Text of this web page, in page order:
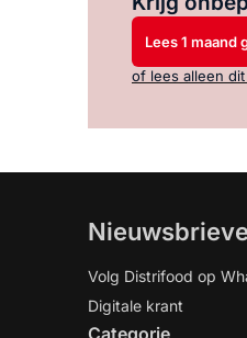
Lees 1 maand
of lees alleen
Volg Distrifood op
Digitale krant
Categorie